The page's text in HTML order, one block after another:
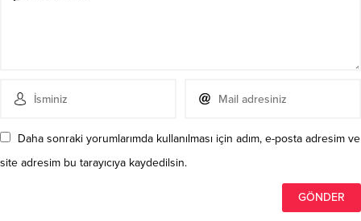
Daha sonraki yorumlarımda kullanılması için adım, e-posta adresim ve
site adresim bu tarayıcıya kaydedilsin.